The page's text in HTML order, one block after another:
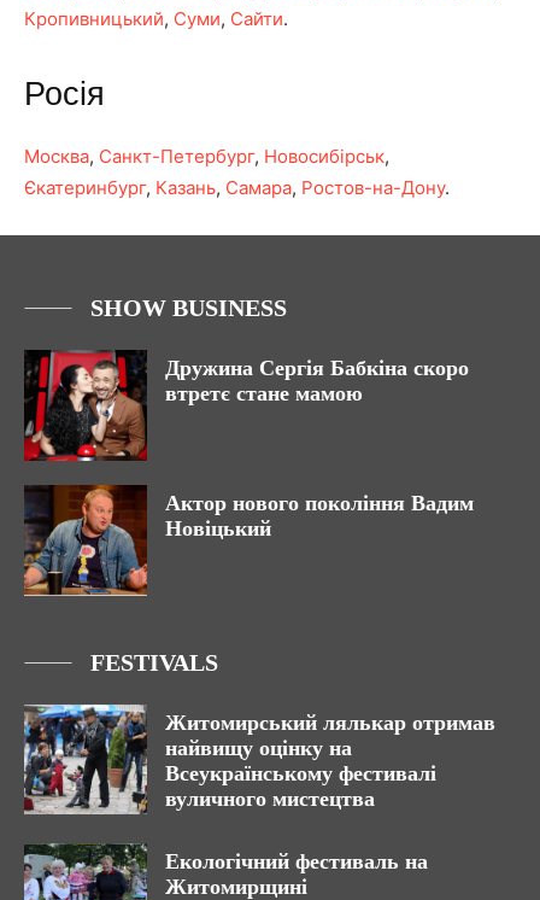
Кропивницький, Суми, Сайти.
Росія
Москва, Санкт-Петербург, Новосибірськ,
Єкатеринбург, Казань, Самара, Ростов-на-Дону.
SHOW BUSINESS
Дружина Сергія Бабкіна скоро
втретє стане мамою
Актор нового покоління Вадим
Новіцький
FESTIVALS
Житомирський лялькар отримав
найвищу оцінку на
Всеукраїнському фестивалі
вуличного мистецтва
Екологічний фестиваль на
Житомирщині